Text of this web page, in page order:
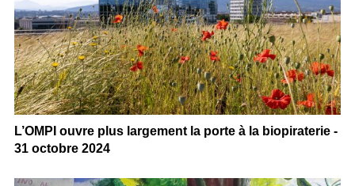
L’OMPI ouvre plus largement la porte à la biopiraterie -
31 octobre 2024